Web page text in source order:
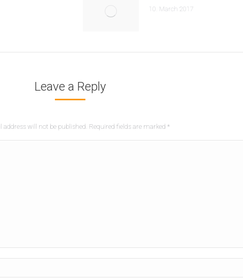
10. March 2017
Leave a Reply
address will not be published. Required fields are marked *